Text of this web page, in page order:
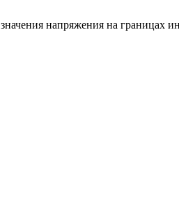
напряжения на границах